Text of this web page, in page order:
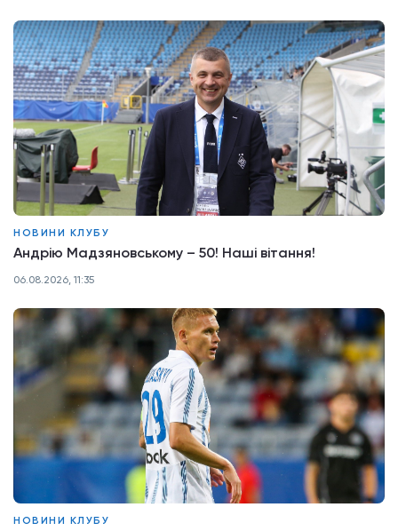
НОВИНИ КЛУБУ
Андрію Мадзяновському – 50! Наші вітання!
06.08.2026, 11:35
НОВИНИ КЛУБУ